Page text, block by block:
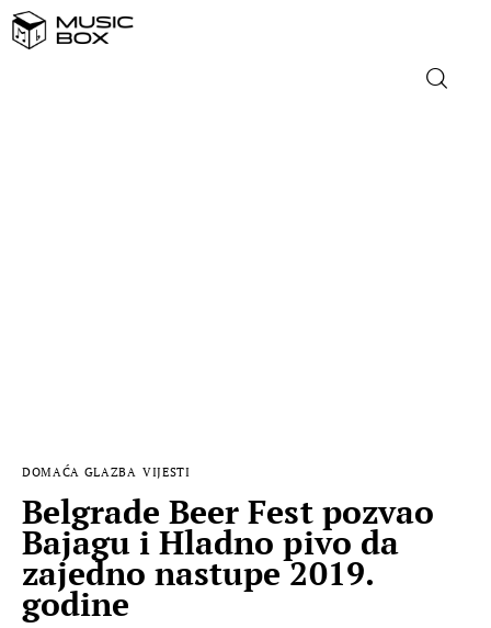
DOMAĆA GLAZBA VIJESTI
Belgrade Beer Fest pozvao
Bajagu i Hladno pivo da
zajedno nastupe 2019.
godine